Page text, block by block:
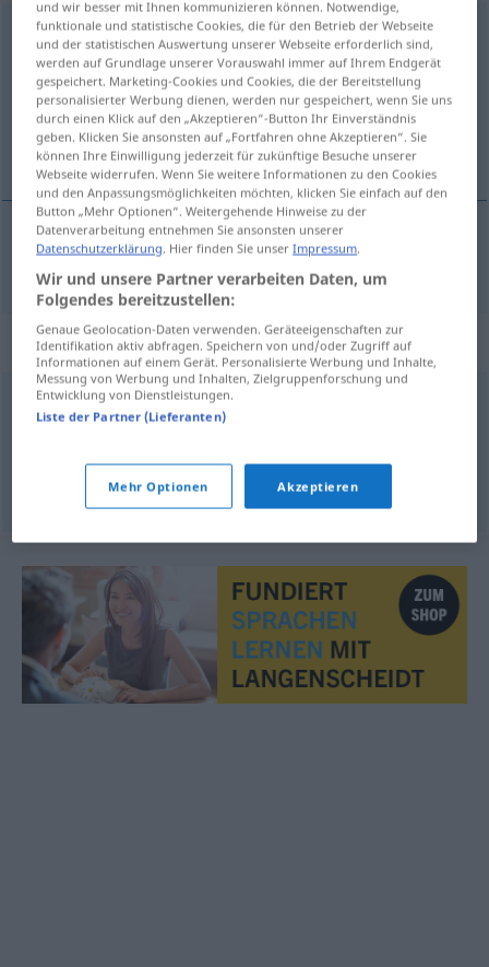
polarisierenv/t,v/r
Übersicht aller Übersetzungen
(Für mehr Details die Übersetzung anklicken/antippen)
polarisera
polarisera polarisieren
Synonyme für "polarisieren"
trennen,entzweien,spalten
© OpenThesaurus.de
und wir besser mit Ihnen kommunizieren können. Notwendige,
funktionale und statistische Cookies, die für den Betrieb der Webseite
und der statistischen Auswertung unserer Webseite erforderlich sind,
werden auf Grundlage unserer Vorauswahl immer auf Ihrem Endgerät
gespeichert. Marketing-Cookies und Cookies, die der Bereitstellung
personalisierter Werbung dienen, werden nur gespeichert, wenn Sie uns
durch einen Klick auf den „Akzeptieren“-Button Ihr Einverständnis
geben. Klicken Sie ansonsten auf „Fortfahren ohne Akzeptieren“. Sie
können Ihre Einwilligung jederzeit für zukünftige Besuche unserer
Webseite widerrufen. Wenn Sie weitere Informationen zu den Cookies
und den Anpassungsmöglichkeiten möchten, klicken Sie einfach auf den
Button „Mehr Optionen“. Weitergehende Hinweise zu der
Datenverarbeitung entnehmen Sie ansonsten unserer
Datenschutzerklärung. Hier finden Sie unserImpressum.
Wir und unsere Partner verarbeiten Daten, um
Folgendes bereitzustellen:
Genaue Geolocation-Daten verwenden. Geräteeigenschaften zur
Identifikation aktiv abfragen. Speichern von und/oder Zugriff auf
Informationen auf einem Gerät. Personalisierte Werbung und Inhalte,
Messung von Werbung und Inhalten, Zielgruppenforschung und
Entwicklung von Dienstleistungen.
Liste der Partner (Lieferanten)
Mehr Optionen Akzeptieren